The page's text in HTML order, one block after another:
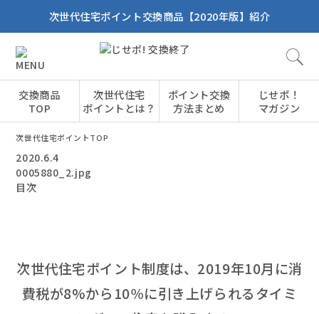
次世代住宅ポイント交換商品【2020年版】紹介
交換商品
TOP
次世代住宅
ポイントとは？
ポイント交換
方法まとめ
じせポ！
マガジン
次世代住宅ポイントTOP
2020.6.4
0005880_2.jpg
目次
次世代住宅ポイント制度は、2019年10月に消
費税が8%から10％に引き上げられるタイミ